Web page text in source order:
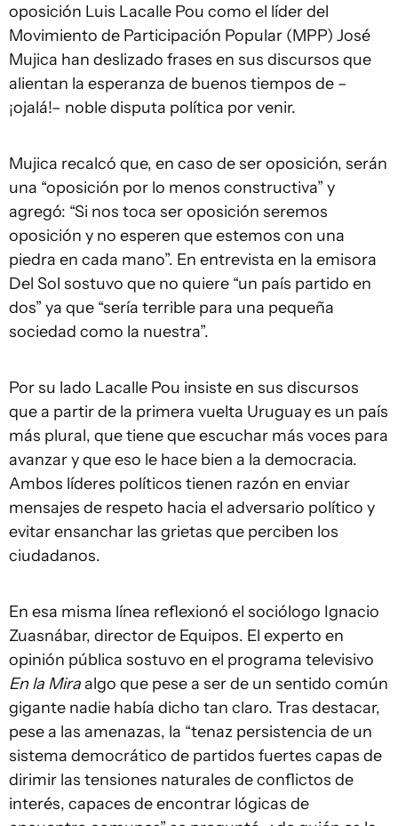
oposición Luis Lacalle Pou como el líder del
Movimiento de Participación Popular (MPP) José
Mujica han deslizado frases en sus discursos que
alientan la esperanza de buenos tiempos de –
¡ojalá!– noble disputa política por venir.
Mujica recalcó que, en caso de ser oposición, serán
una “oposición por lo menos constructiva” y
agregó: “Si nos toca ser oposición seremos
oposición y no esperen que estemos con una
piedra en cada mano”. En entrevista en la emisora
Del Sol sostuvo que no quiere “un país partido en
dos” ya que “sería terrible para una pequeña
sociedad como la nuestra”.
Por su lado Lacalle Pou insiste en sus discursos
que a partir de la primera vuelta Uruguay es un país
más plural, que tiene que escuchar más voces para
avanzar y que eso le hace bien a la democracia.
Ambos líderes políticos tienen razón en enviar
mensajes de respeto hacia el adversario político y
evitar ensanchar las grietas que perciben los
ciudadanos.
En esa misma línea reflexionó el sociólogo Ignacio
Zuasnábar, director de Equipos. El experto en
opinión pública sostuvo en el programa televisivo
En la Miraalgo que pese a ser de un sentido común
gigante nadie había dicho tan claro. Tras destacar,
pese a las amenazas, la “tenaz persistencia de un
sistema democrático de partidos fuertes capas de
dirimir las tensiones naturales de conflictos de
interés, capaces de encontrar lógicas de